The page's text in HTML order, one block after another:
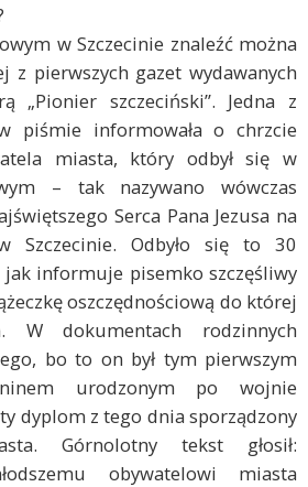
w Szczecinie znaleźć można
z pierwszych gazet wydawanych
„Pionier szczeciński”. Jedna z
piśmie informowała o chrzcie
miasta, który odbył się w
– tak nazywano wówczas
Serca Pana Jezusa na
Szczecinie. Odbyło się to 30
informuje pisemko szczęśliwy
oszczędnościową do której
W dokumentach rodzinnych
bo to on był tym pierwszym
urodzonym po wojnie
dyplom z tego dnia sporządzony
Górnolotny tekst głosił:
obywatelowi miasta